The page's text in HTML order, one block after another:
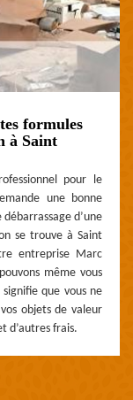
formules
à Saint
pour le
une bonne
d’une
se trouve à Saint
entreprise Marc
même vous
que vous ne
objets de valeur
d’autres frais.